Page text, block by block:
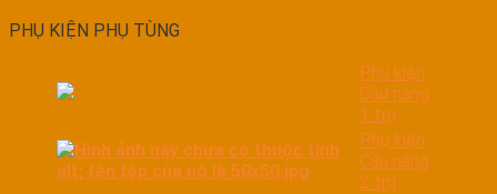
PHỤ KIỆN PHỤ TÙNG
Phụ kiện
Cầu nâng
1 trụ
Phụ kiện
Cầu nâng
2 trụ